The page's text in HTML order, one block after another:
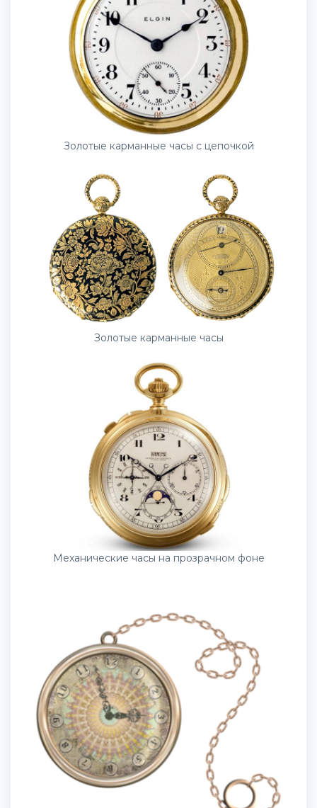
Золотые карманные часы с цепочкой
Золотые карманные часы
Механические часы на прозрачном фоне